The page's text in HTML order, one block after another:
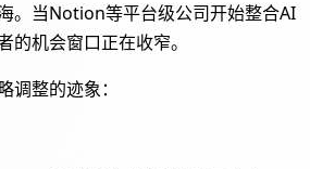
。当Notion等平台级公司开始整合AI
的机会窗口正在收窄。
调整的迹象：